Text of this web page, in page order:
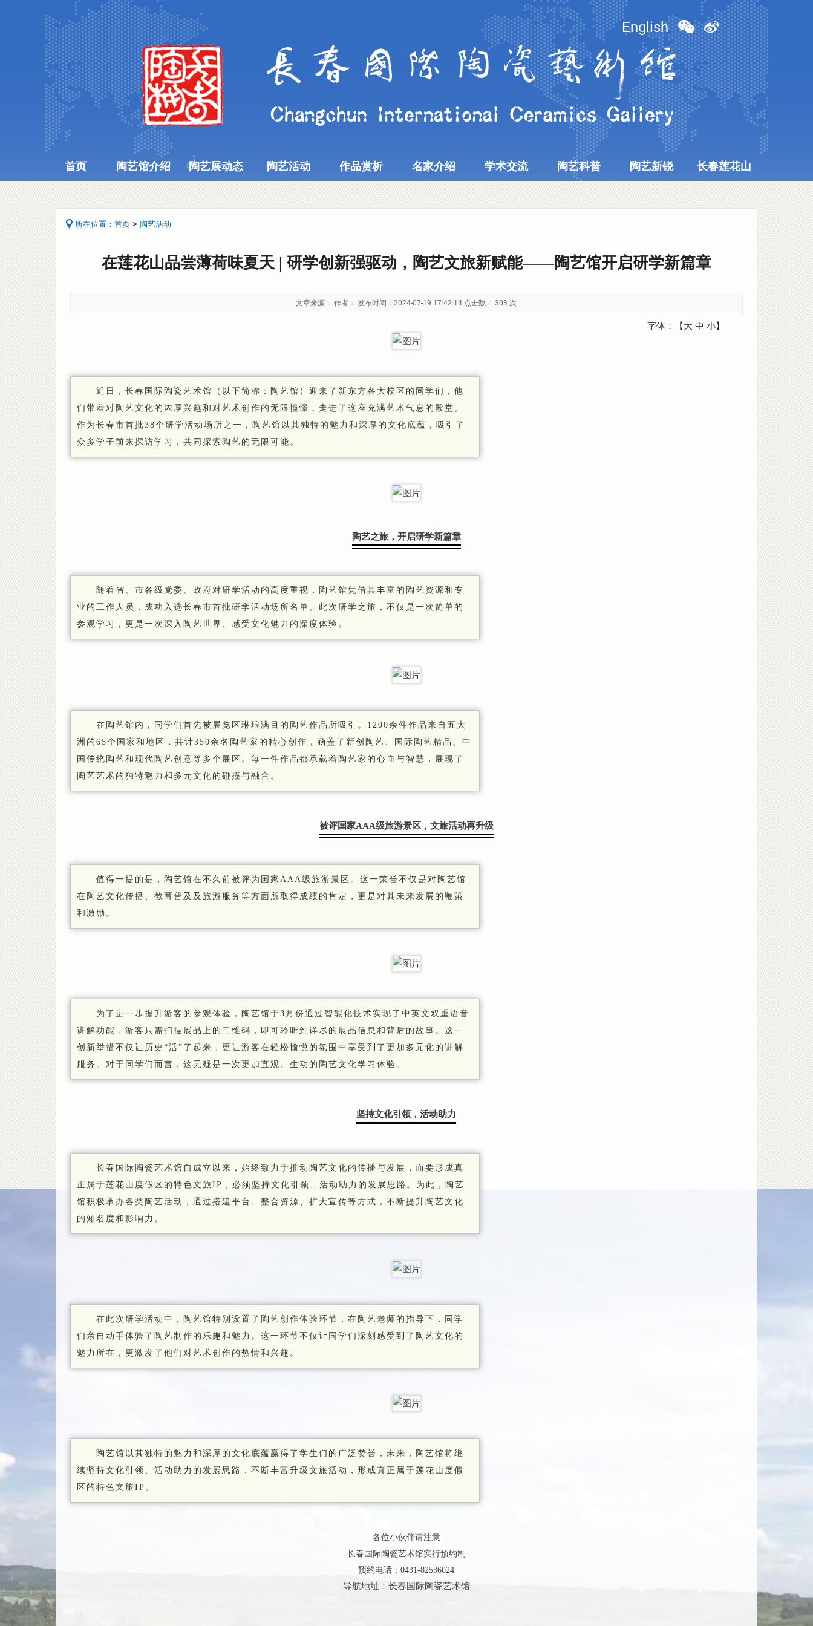
English
首页 陶艺馆介绍 陶艺展动态 陶艺活动 作品赏析 名家介绍 学术交流 陶艺科普 陶艺新锐 长春莲花山
所在位置： 首页 > 陶艺活动
在莲花山品尝薄荷味夏天 | 研学创新强驱动，陶艺文旅新赋能——陶艺馆开启研学新篇章
文章来源： 作者： 发布时间：2024-07-19 17:42:14 点击数：303 次
字体：【大 中 小】
近日，长春国际陶瓷艺术馆（以下简称：陶艺馆）迎来了新东方各大校区的同学们，他
们带着对陶艺文化的浓厚兴趣和对艺术创作的无限憧憬，走进了这座充满艺术气息的殿堂。
作为长春市首批38个研学活动场所之一，陶艺馆以其独特的魅力和深厚的文化底蕴，吸引了
众多学子前来探访学习，共同探索陶艺的无限可能。
陶艺之旅，开启研学新篇章
随着省、市各级党委、政府对研学活动的高度重视，陶艺馆凭借其丰富的陶艺资源和专
业的工作人员，成功入选长春市首批研学活动场所名单。此次研学之旅，不仅是一次简单的
参观学习，更是一次深入陶艺世界、感受文化魅力的深度体验。
在陶艺馆内，同学们首先被展览区琳琅满目的陶艺作品所吸引。1200余件作品来自五大
洲的65个国家和地区，共计350余名陶艺家的精心创作，涵盖了新创陶艺、国际陶艺精品、中
国传统陶艺和现代陶艺创意等多个展区。每一件作品都承载着陶艺家的心血与智慧，展现了
陶艺艺术的独特魅力和多元文化的碰撞与融合。
被评国家AAA级旅游景区，文旅活动再升级
值得一提的是，陶艺馆在不久前被评为国家AAA级旅游景区。这一荣誉不仅是对陶艺馆
在陶艺文化传播、教育普及及旅游服务等方面所取得成绩的肯定，更是对其未来发展的鞭策
和激励。
为了进一步提升游客的参观体验，陶艺馆于3月份通过智能化技术实现了中英文双重语音
讲解功能，游客只需扫描展品上的二维码，即可聆听到详尽的展品信息和背后的故事。这一
创新举措不仅让历史“活”了起来，更让游客在轻松愉悦的氛围中享受到了更加多元化的讲解
服务。对于同学们而言，这无疑是一次更加直观、生动的陶艺文化学习体验。
坚持文化引领，活动助力
长春国际陶瓷艺术馆自成立以来，始终致力于推动陶艺文化的传播与发展，而要形成真
正属于莲花山度假区的特色文旅IP，必须坚持文化引领、活动助力的发展思路。为此，陶艺
馆积极承办各类陶艺活动，通过搭建平台、整合资源、扩大宣传等方式，不断提升陶艺文化
的知名度和影响力。
在此次研学活动中，陶艺馆特别设置了陶艺创作体验环节，在陶艺老师的指导下，同学
们亲自动手体验了陶艺制作的乐趣和魅力。这一环节不仅让同学们深刻感受到了陶艺文化的
魅力所在，更激发了他们对艺术创作的热情和兴趣。
陶艺馆以其独特的魅力和深厚的文化底蕴赢得了学生们的广泛赞誉，未来，陶艺馆将继
续坚持文化引领、活动助力的发展思路，不断丰富升级文旅活动，形成真正属于莲花山度假
区的特色文旅IP。
各位小伙伴请注意
长春国际陶瓷艺术馆实行预约制
预约电话：0431-82536024
导航地址： 长春国际陶瓷艺术馆